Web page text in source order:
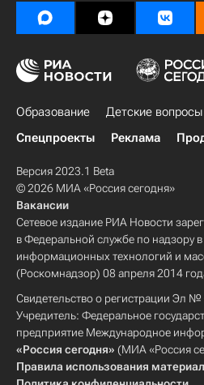
Образование Детские вопросы
Спецпроекты
Реклама
Версия 2023.1 Beta
© 2026 МИА «Россия сегодня»
Вакансии
Сетевое издание РИА Новости
в Федеральной службе по надзору
информационных технологий и
(Роскомнадзор) 08 апреля 2014
Свидетельство о регистрации Эл
Учредитель: Федеральное
предприятие Международное
«Россия сегодня» (МИА «Россия
Правила использования